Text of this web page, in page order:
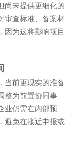
尚未提供更细化的
审查标准、备案材
因为这将影响项目
当前更现实的准备
整为前置协同事
业仍需在内部预
避免在接近申报或